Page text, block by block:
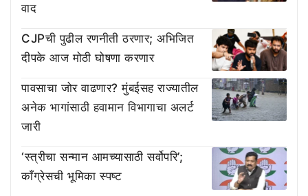
वाद
CJPची पुढील रणनीती ठरणार; अभिजित
दीपके आज मोठी घोषणा करणार
पावसाचा जोर वाढणार? मुंबईसह राज्यातील
अनेक भागांसाठी हवामान विभागाचा अलर्ट
जारी
‘स्त्रीचा सन्मान आमच्यासाठी सर्वोपरि’;
काँग्रेसची भूमिका स्पष्ट